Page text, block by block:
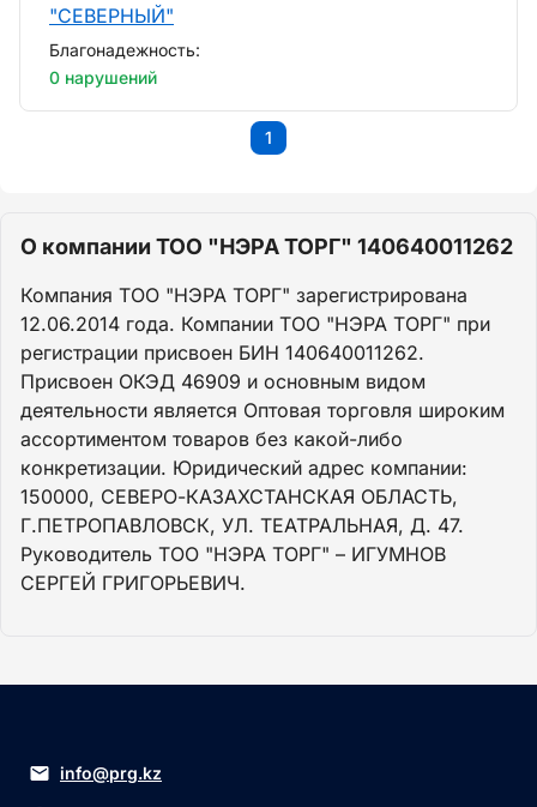
"СЕВЕРНЫЙ"
Благонадежность:
0 нарушений
1
О компании ТОО "НЭРА ТОРГ" 140640011262
Компания ТОО "НЭРА ТОРГ" зарегистрирована
12.06.2014 года. Компании ТОО "НЭРА ТОРГ" при
регистрации присвоен БИН 140640011262.
Присвоен ОКЭД 46909 и основным видом
деятельности является Оптовая торговля широким
ассортиментом товаров без какой-либо
конкретизации. Юридический адрес компании:
150000, СЕВЕРО-КАЗАХСТАНСКАЯ ОБЛАСТЬ,
Г.ПЕТРОПАВЛОВСК, УЛ. ТЕАТРАЛЬНАЯ, Д. 47.
Руководитель ТОО "НЭРА ТОРГ" – ИГУМНОВ
СЕРГЕЙ ГРИГОРЬЕВИЧ.
info@prg.kz